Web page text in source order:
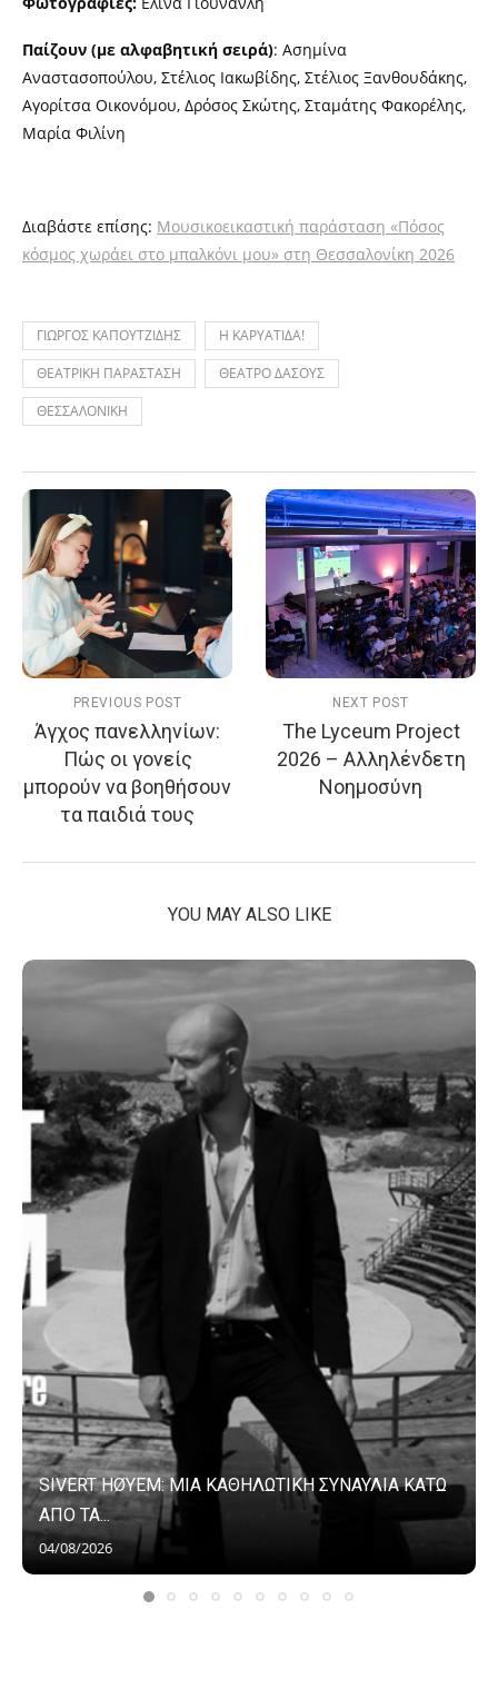
Παίζουν (με αλφαβητική σειρά): Ασημίνα
Αναστασοπούλου, Στέλιος Ιακωβίδης, Στέλιος Ξανθουδάκης,
Αγορίτσα Οικονόμου, Δρόσος Σκώτης, Σταμάτης Φακορέλης,
Μαρία Φιλίνη
Διαβάστε επίσης: Μουσικοεικαστική παράσταση «Πόσος
κόσμος χωράει στο μπαλκόνι μου» στη Θεσσαλονίκη 2026
ΓΙΩΡΓΟΣ ΚΑΠΟΥΤΖΙΔΗΣ
Η ΚΑΡΥΑΤΙΔΑ!
ΘΕΑΤΡΙΚΗ ΠΑΡΑΣΤΑΣΗ
ΘΕΑΤΡΟ ΔΑΣΟΥΣ
ΘΕΣΣΑΛΟΝΙΚΗ
PREVIOUS POST
Άγχος πανελληνίων:
Πώς οι γονείς
μπορούν να βοηθήσουν
τα παιδιά τους
NEXT POST
The Lyceum Project
2026 – Αλληλένδετη
Νοημοσύνη
YOU MAY ALSO LIKE
SIVERT HØYEM: ΜΙΑ ΚΑΘΗΛΩΤΙΚΗ ΣΥΝΑΥΛΙΑ ΚΑΤΩ
ΑΠΟ ΤΑ...
04/08/2026